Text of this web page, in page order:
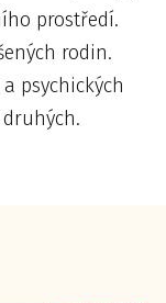
prostředí.
rodin.
psychických